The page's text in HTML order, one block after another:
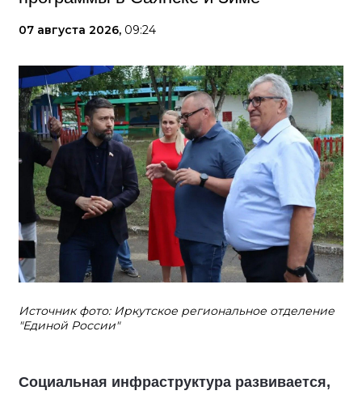
07 августа 2026, 09:24
Источник фото: Иркутское региональное отделение
"Единой России"
Социальная инфраструктура развивается,